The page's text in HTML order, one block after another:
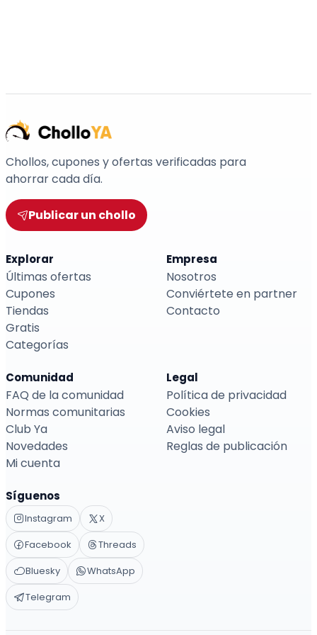
Chollos, cupones y ofertas verificadas para
ahorrar cada día.
Publicar un chollo
Explorar
Últimas ofertas
Cupones
Tiendas
Gratis
Categorías
Empresa
Nosotros
Conviértete en partner
Contacto
Comunidad
FAQ de la comunidad
Normas comunitarias
Club Ya
Novedades
Mi cuenta
Legal
Política de privacidad
Cookies
Aviso legal
Reglas de publicación
Síguenos
Instagram
X
Facebook
Threads
Bluesky
WhatsApp
Telegram